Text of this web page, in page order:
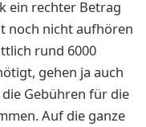
ein rechter Betrag
noch nicht aufhören
rund 6000
gehen ja auch
Gebühren für die
Auf die ganze